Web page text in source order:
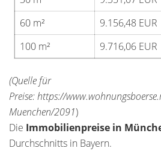
60 m²
9.156,48 EUR
100 m²
9.716,06 EUR
(Quelle für
Preise: https://
Muenchen/2091)
Die Immobilienpreise in
Durchschnitts in Bayern.